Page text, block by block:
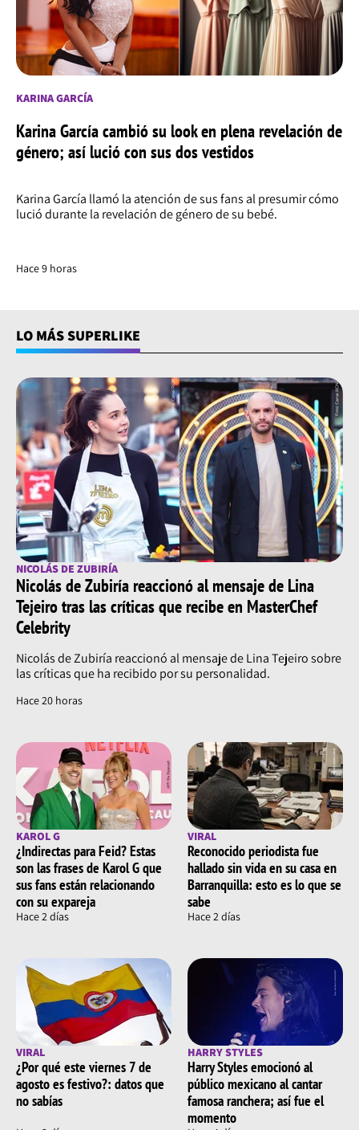
KARINA GARCÍA
Karina García cambió su look en plena revelación de
género; así lució con sus dos vestidos
Karina García llamó la atención de sus fans al presumir cómo
lució durante la revelación de género de su bebé.
Hace 9 horas
LO MÁS SUPERLIKE
NICOLÁS DE ZUBIRÍA
Nicolás de Zubiría reaccionó al mensaje de Lina
Tejeiro tras las críticas que recibe en MasterChef
Celebrity
Nicolás de Zubiría reaccionó al mensaje de Lina Tejeiro sobre
las críticas que ha recibido por su personalidad.
Hace 20 horas
KAROL G
¿Indirectas para Feid? Estas
son las frases de Karol G que
sus fans están relacionando
con su expareja
Hace 2 días
VIRAL
Reconocido periodista fue
hallado sin vida en su casa en
Barranquilla: esto es lo que se
sabe
Hace 2 días
VIRAL
¿Por qué este viernes 7 de
agosto es festivo?: datos que
no sabías
HARRY STYLES
Harry Styles emocionó al
público mexicano al cantar
famosa ranchera; así fue el
momento